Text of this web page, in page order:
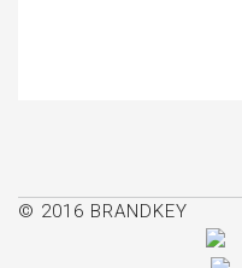
© 2016 BRANDKEY